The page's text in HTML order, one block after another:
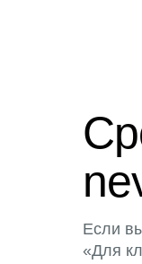
Если
«Для